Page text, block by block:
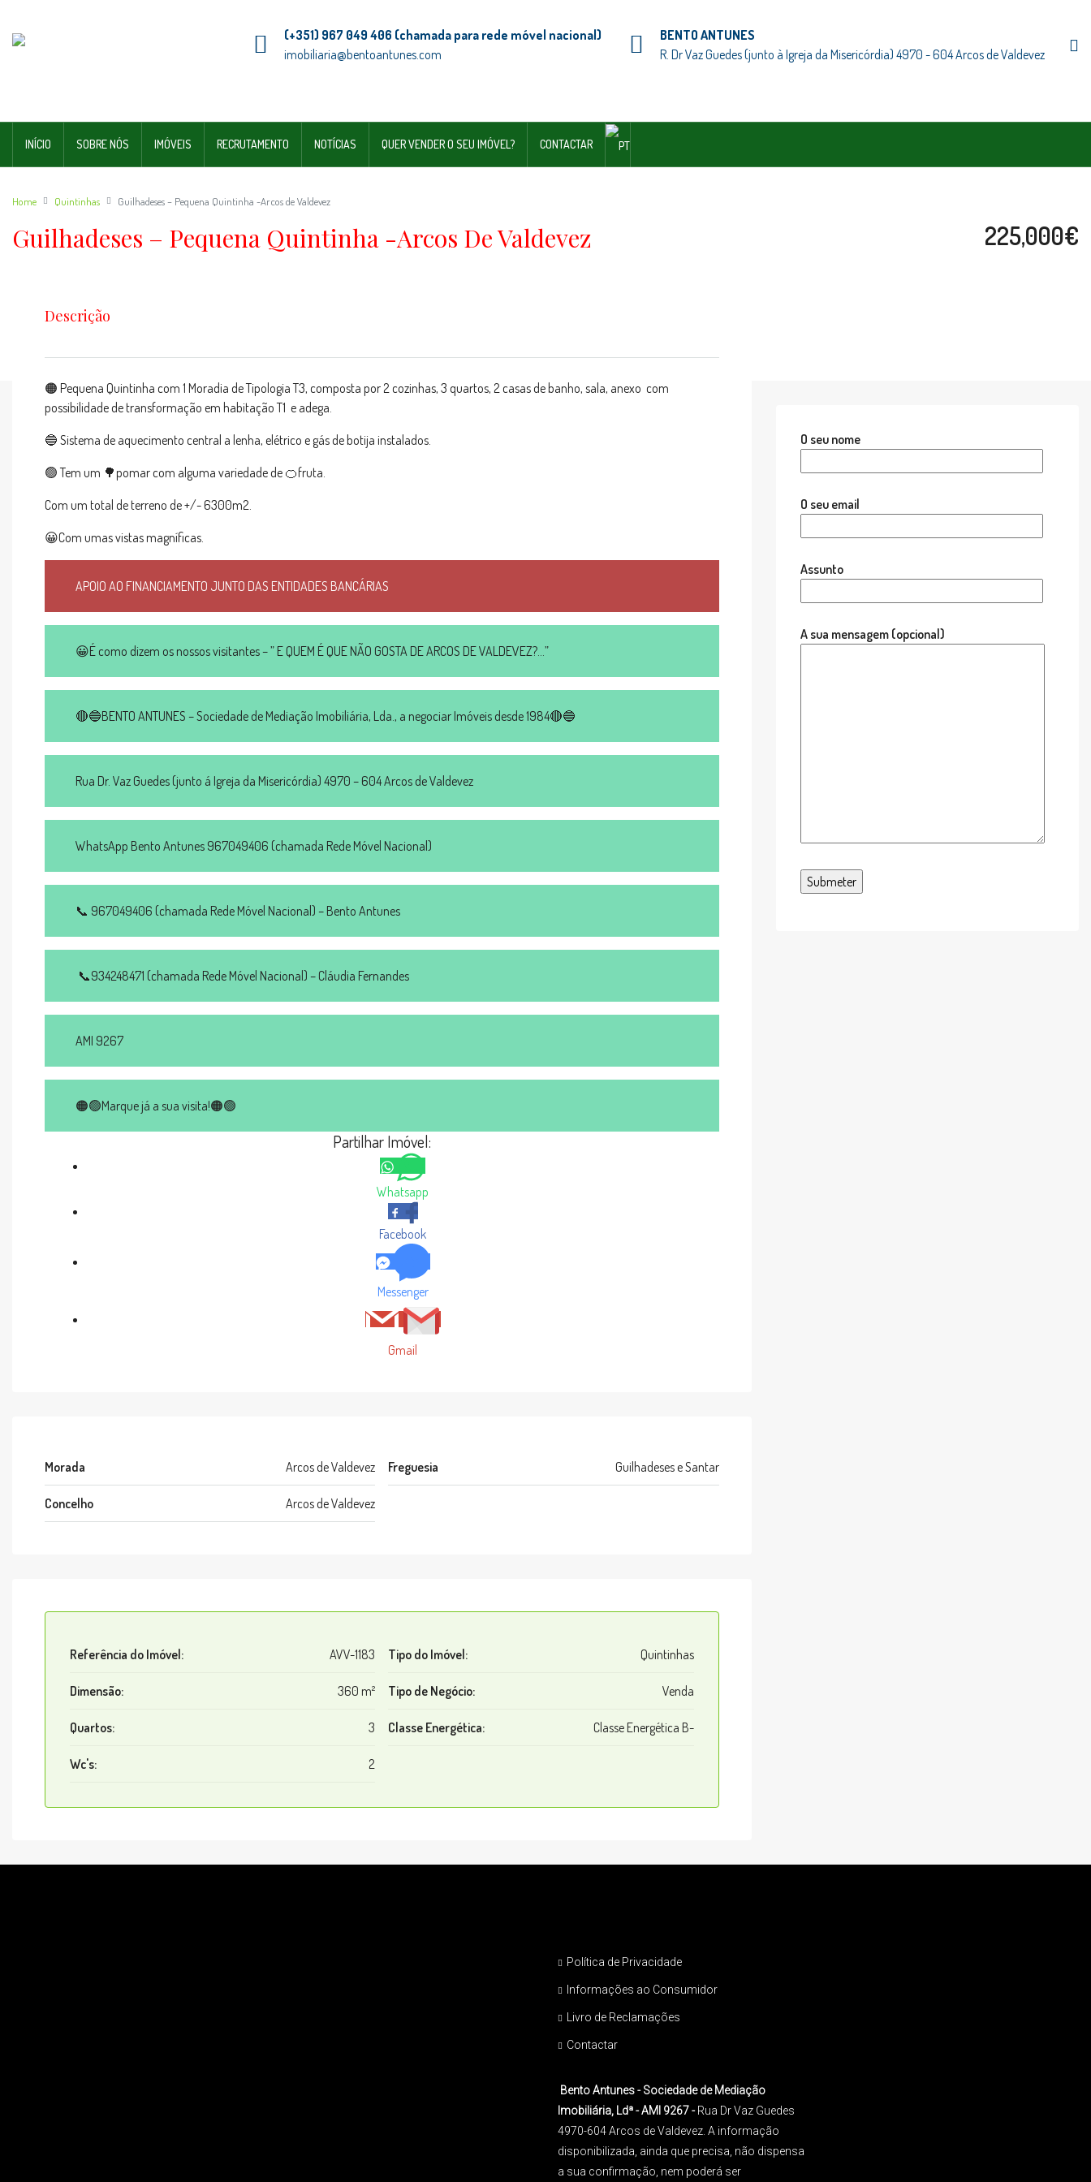
(+351) 967 049 406 (chamada para rede móvel nacional)
imobiliaria@bentoantunes.com
BENTO ANTUNES
R. Dr Vaz Guedes (junto à Igreja da Misericórdia) 4970 - 604 Arcos de Valdevez
INÍCIO SOBRE NÓS IMÓVEIS RECRUTAMENTO NOTÍCIAS QUER VENDER O SEU IMÓVEL? CONTACTAR
Home Quintinhas Guilhadeses – Pequena Quintinha -Arcos de Valdevez
Guilhadeses – Pequena Quintinha -Arcos De Valdevez 225,000€
Descrição
🟠 Pequena Quintinha com 1 Moradia de Tipologia T3, composta por 2 cozinhas, 3 quartos, 2 casas de banho, sala, anexo com
possibilidade de transformação em habitação T1 e adega.
🔵 Sistema de aquecimento central a lenha, elétrico e gás de botija instalados.
🟢 Tem um 🌳pomar com alguma variedade de 🍊fruta.
Com um total de terreno de +/- 6300m2.
😀Com umas vistas magníficas.
APOIO AO FINANCIAMENTO JUNTO DAS ENTIDADES BANCÁRIAS
😀É como dizem os nossos visitantes – ” E QUEM É QUE NÃO GOSTA DE ARCOS DE VALDEVEZ?…”
🔴🔵BENTO ANTUNES – Sociedade de Mediação Imobiliária, Lda., a negociar Imóveis desde 1984🔴🔵
Rua Dr. Vaz Guedes (junto á Igreja da Misericórdia) 4970 – 604 Arcos de Valdevez
WhatsApp Bento Antunes 967049406 (chamada Rede Móvel Nacional)
📞 967049406 (chamada Rede Móvel Nacional) – Bento Antunes
📞934248471 (chamada Rede Móvel Nacional) – Cláudia Fernandes
AMI 9267
🟠🟢Marque já a sua visita!🟠🟢
Partilhar Imóvel:
Whatsapp
Facebook
Messenger
Gmail
Morada Arcos de Valdevez
Concelho Arcos de Valdevez
Freguesia Guilhadeses e Santar
Referência do Imóvel: AVV-1183
Dimensão: 360 m²
Quartos: 3
Wc's: 2
Tipo do Imóvel: Quintinhas
Tipo de Negócio: Venda
Classe Energética: Classe Energética B-
O seu nome
O seu email
Assunto
A sua mensagem (opcional)
Política de Privacidade
Informações ao Consumidor
Livro de Reclamações
Contactar
Bento Antunes - Sociedade de Mediação
Imobiliária, Ldª - AMI 9267 -Rua Dr Vaz Guedes
4970-604 Arcos de Valdevez. A informação
disponibilizada, ainda que precisa, não dispensa
a sua confirmação, nem poderá ser